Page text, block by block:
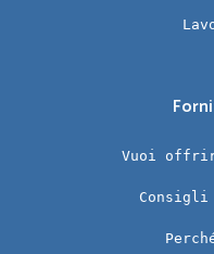
Vuoi